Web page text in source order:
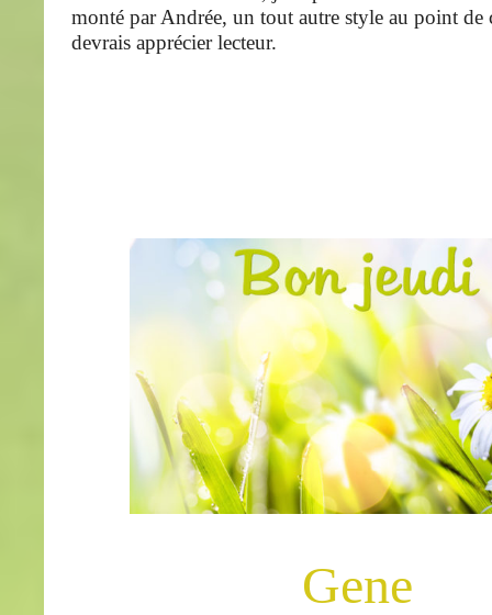
monté par Andrée, un tout autre style au point de
devrais apprécier lecteur.
Gene